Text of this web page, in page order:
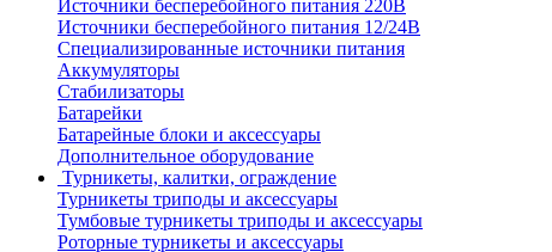
Источники бесперебойного питания 220В
Источники бесперебойного питания 12/24В
Специализированные источники питания
Аккумуляторы
Стабилизаторы
Батарейки
Батарейные блоки и аксессуары
Дополнительное оборудование
Турникеты, калитки, ограждение
Турникеты триподы и аксессуары
Тумбовые турникеты триподы и аксессуары
Роторные турникеты и аксессуары